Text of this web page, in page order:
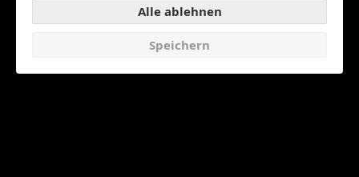
Alle ablehnen
Speichern